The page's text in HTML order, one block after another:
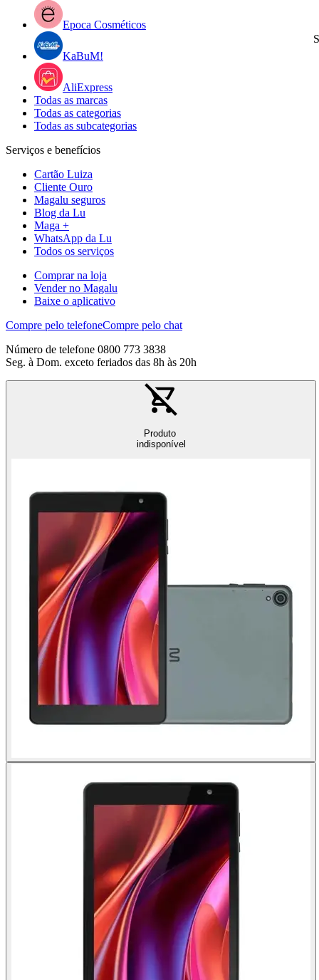
Epoca Cosméticos
KaBuM!
AliExpress
Todas as marcas
Todas as categorias
Todas as subcategorias
Serviços e benefícios
Cartão Luiza
Cliente Ouro
Magalu seguros
Blog da Lu
Maga +
WhatsApp da Lu
Todos os serviços
Comprar na loja
Vender no Magalu
Baixe o aplicativo
Compre pelo telefoneCompre pelo chat
Número de telefone 0800 773 3838
Seg. à Dom. exceto feriados das 8h às 20h
Produto
indisponível